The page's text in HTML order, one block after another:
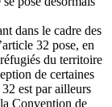
dans le cadre des
32 pose, en
du territoire
de certaines
est par ailleurs
Convention de